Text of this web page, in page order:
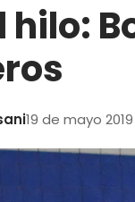
hilo:
19 de mayo 2019